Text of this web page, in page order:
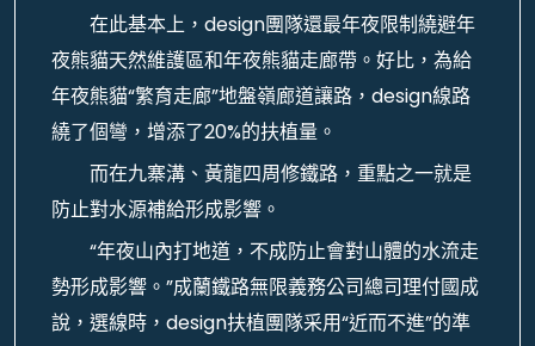
在此基本上，design團隊還最年夜限制繞避年
夜熊貓天然維護區和年夜熊貓走廊帶。好比，為給
年夜熊貓“繁育走廊”地盤嶺廊道讓路，design線路
繞了個彎，增添了20%的扶植量。
而在九寨溝、黃龍四周修鐵路，重點之一就是
防止對水源補給形成影響。
“年夜山內打地道，不成防止會對山體的水流走
勢形成影響。”成蘭鐵路無限義務公司總司理付國成
說，選線時，design扶植團隊采用“近而不進”的準